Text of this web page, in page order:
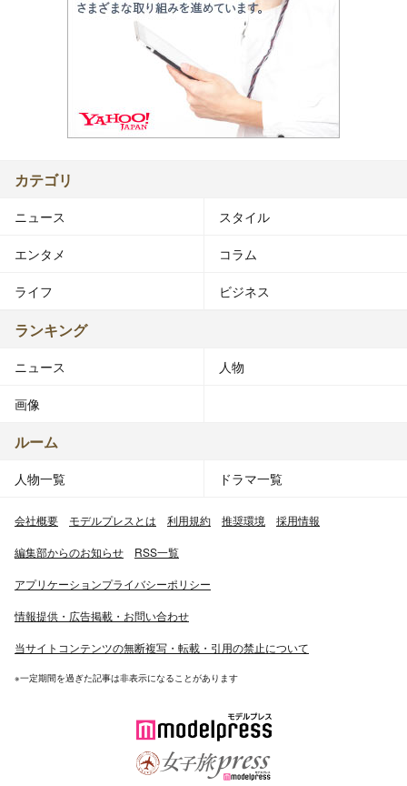
カテゴリ
ニュース スタイル
エンタメ コラム
ライフ ビジネス
ランキング
ニュース 人物
画像
ルーム
人物一覧 ドラマ一覧
会社概要 モデルプレスとは 利用規約 推奨環境 採用情報
編集部からのお知らせ RSS一覧
アプリケーションプライバシーポリシー
情報提供・広告掲載・お問い合わせ
当サイトコンテンツの無断複写・転載・引用の禁止について
※一定期間を過ぎた記事は非表示になることがあります